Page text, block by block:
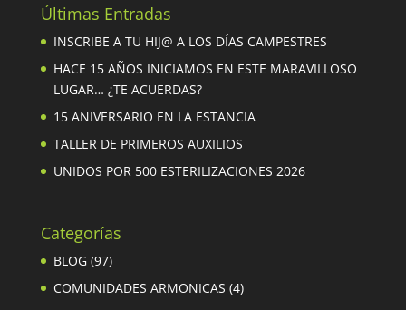
Últimas Entradas
INSCRIBE A TU HIJ@ A LOS DÍAS CAMPESTRES
HACE 15 AÑOS INICIAMOS EN ESTE MARAVILLOSO
LUGAR… ¿TE ACUERDAS?
15 ANIVERSARIO EN LA ESTANCIA
TALLER DE PRIMEROS AUXILIOS
UNIDOS POR 500 ESTERILIZACIONES 2026
Categorías
BLOG(97)
COMUNIDADES ARMONICAS (4)